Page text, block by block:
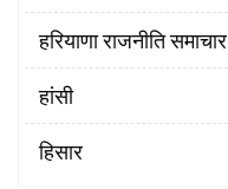
हरियाणा राजनीति समाचार
हांसी
हिसार